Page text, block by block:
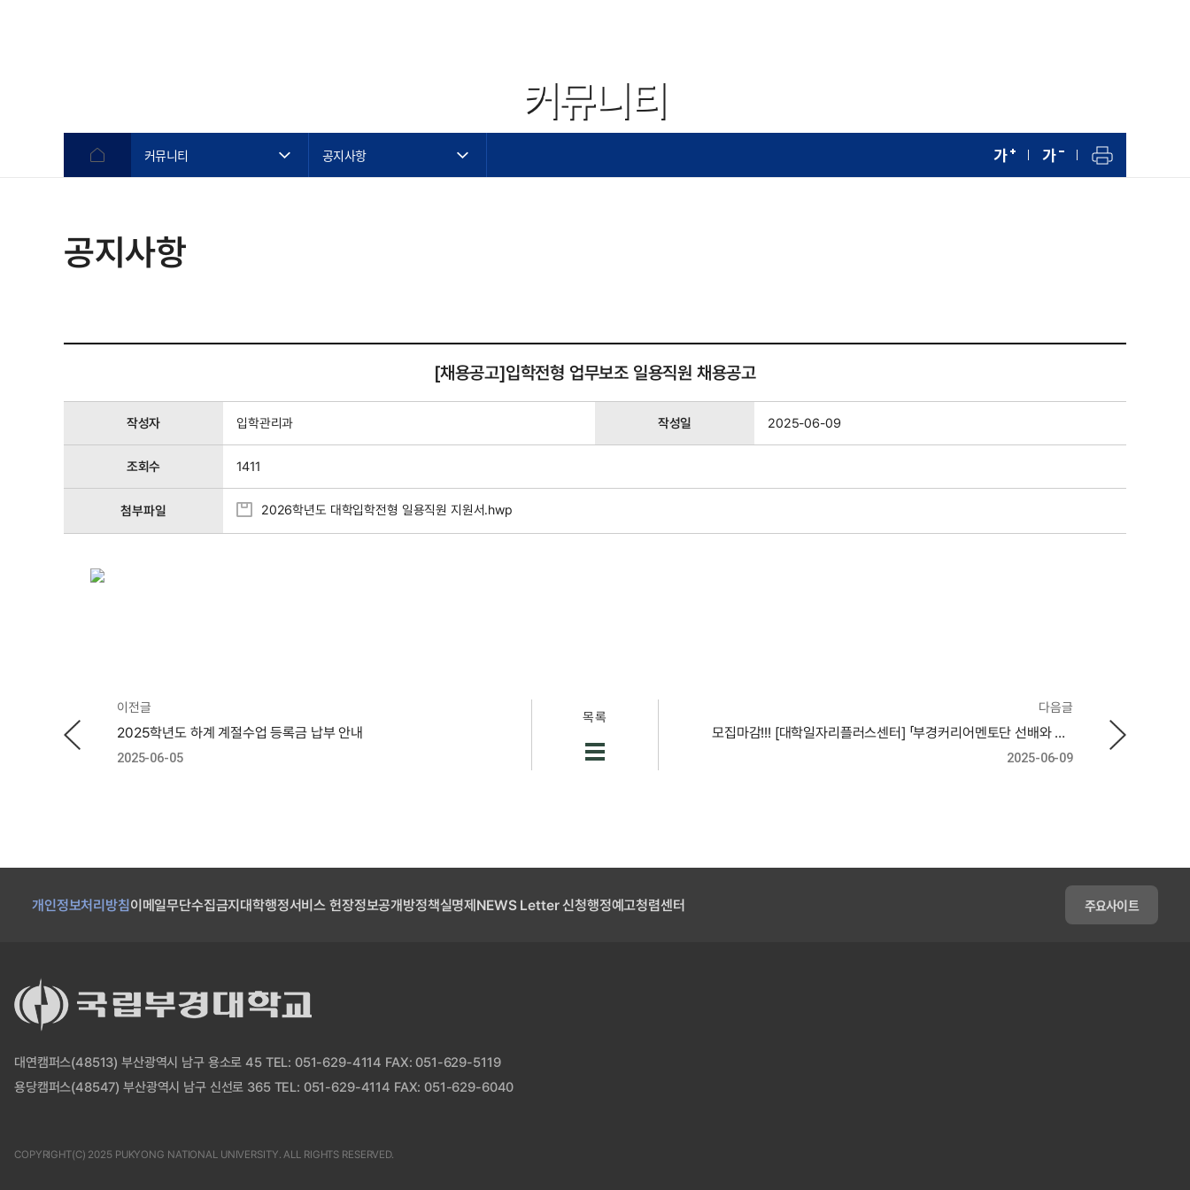
커뮤니티
커뮤니티 공지사항
공지사항
[채용공고]입학전형 업무보조 일용직원 채용공고
작성자 입학관리과 작성일 2025-06-09
조회수 1411
첨부파일 2026학년도 대학입학전형 일용직원 지원서.hwp
이전글
2025학년도 하계 계절수업 등록금 납부 안내
2025-06-05
목록
다음글
모집마감!!! [대학일자리플러스센터] 「부경커리어멘토단 선배와 함께하는 멘토링 캠프:대기업편」 참여자 모집 안내
2025-06-09
개인정보처리방침이메일무단수집금지대학행정서비스 헌장정보공개방정책실명제NEWS Letter 신청행정예고청렴센터 주요사이트
대연캠퍼스(48513) 부산광역시 남구 용소로 45 TEL: 051-629-4114 FAX: 051-629-5119
용당캠퍼스(48547) 부산광역시 남구 신선로 365 TEL: 051-629-4114 FAX: 051-629-6040
COPYRIGHT(C) 2025 PUKYONG NATIONAL UNIVERSITY. ALL RIGHTS RESERVED.